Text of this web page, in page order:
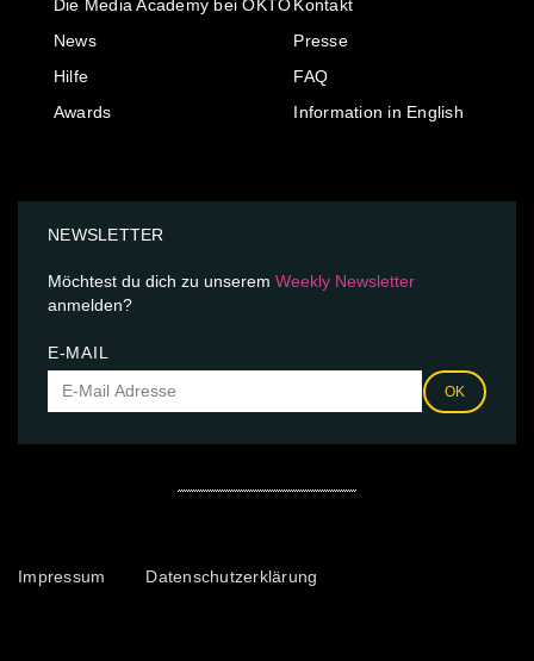
Die Media Academy bei OKTO
News
Hilfe
Awards
Kontakt
Presse
FAQ
Information in English
NEWSLETTER
Möchtest du dich zu unserem Weekly Newsletter
anmelden?
E-MAIL
OK
Impressum Datenschutzerklärung